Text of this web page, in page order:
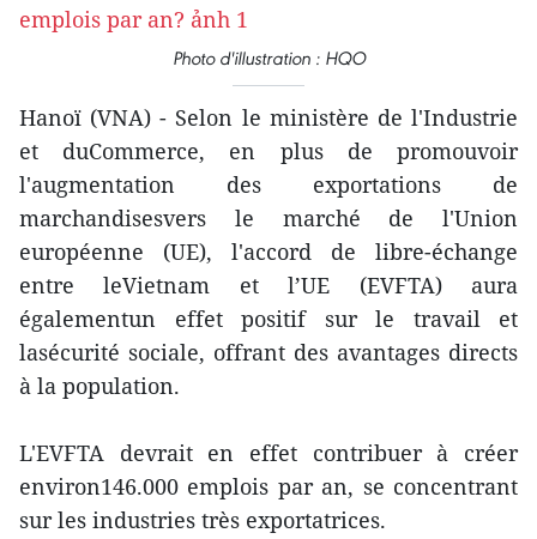
Photo d'illustration : HQO
Hanoï (VNA) - Selon le ministère de l'Industrie
et duCommerce, en plus de promouvoir
l'augmentation des exportations de
marchandisesvers le marché de l'Union
européenne (UE), l'accord de libre-échange
entre leVietnam et l’UE (EVFTA) aura
égalementun effet positif sur le travail et
lasécurité sociale, offrant des avantages directs
à la population.
L'EVFTA devrait en effet contribuer à créer
environ146.000 emplois par an, se concentrant
sur les industries très exportatrices.